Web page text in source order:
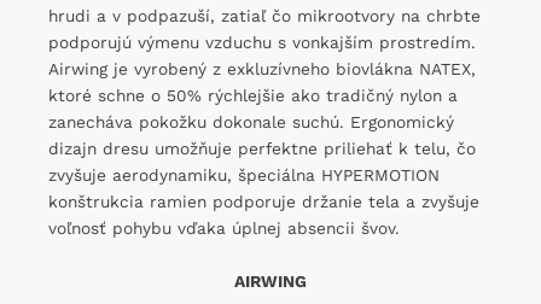
hrudi a v podpazuší, zatiaľ čo mikrootvory na chrbte
podporujú výmenu vzduchu s vonkajším prostredím.
Airwing je vyrobený z exkluzívneho biovlákna NATEX,
ktoré schne o 50% rýchlejšie ako tradičný nylon a
zanecháva pokožku dokonale suchú. Ergonomický
dizajn dresu umožňuje perfektne priliehať k telu, čo
zvyšuje aerodynamiku, špeciálna HYPERMOTION
konštrukcia ramien podporuje držanie tela a zvyšuje
voľnosť pohybu vďaka úplnej absencii švov.
AIRWING